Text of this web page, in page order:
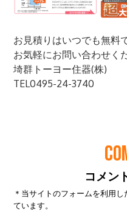
コメン
＊当サイトのフォームを利用
ています。